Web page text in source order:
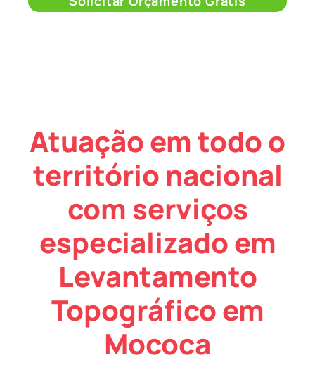
Atuação em todo o
território nacional
com serviços
especializado em
Levantamento
Topográfico em
Mococa